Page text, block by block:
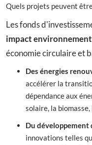
Quels projets peuvent
Les fonds
impact
économie circulaire et
Des énergies
accélérer la
dépendance aux
solaire, la
Du développement
innovations telles